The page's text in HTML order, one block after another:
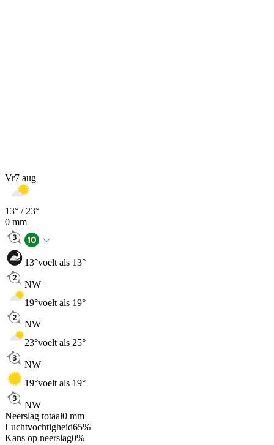
Vr7 aug
13° / 23°
0 mm
13°voelt als 13°
NW
19°voelt als 19°
NW
23°voelt als 25°
NW
19°voelt als 19°
NW
Neerslag totaal0 mm
Luchtvochtigheid65%
Kans op neerslag0%